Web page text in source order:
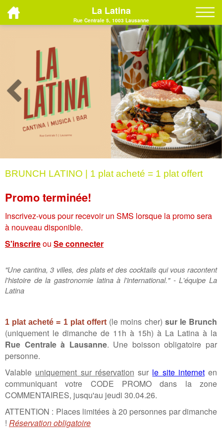
La Latina
Rue Centrale 5, 1003 Lausanne
BRUNCH LATINO | 1 plat acheté = 1 plat offert
Promo terminée!
Inscrivez-vous pour recevoir un SMS lorsque la promo sera
à nouveau disponible.
S'inscrireou Se connecter
"Une cantina, 3 villes, des plats et des cocktails qui vous racontent
l'histoire de la gastronomie latina à l'international." - L'équipe La
Latina
1 plat acheté = 1 plat offert (le moins cher) sur le Brunch
(uniquement le dimanche de 11h à 15h) à La Latina à la
Rue Centrale à Lausanne. Une boisson obligatoire par
personne.
Valable uniquement sur réservation sur le site interneten
communiquant votre CODE PROMO dans la zone
COMMENTAIRES, jusqu'au jeudi 30.04.26.
ATTENTION : Places limitées à 20 personnes par dimanche
! Réservation obligatoire